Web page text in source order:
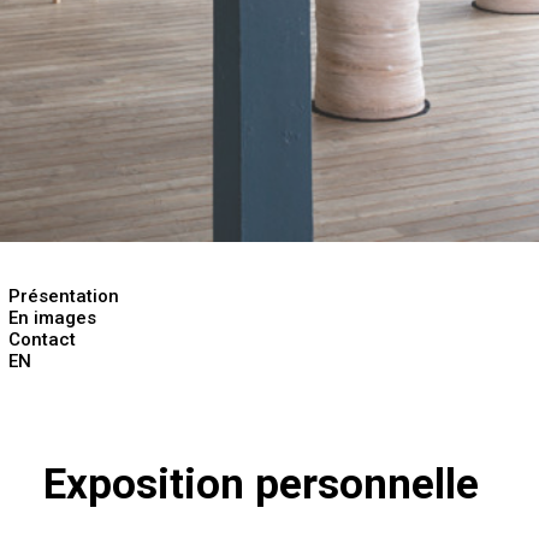
Présentation
En images
Contact
EN
Exposition personnelle